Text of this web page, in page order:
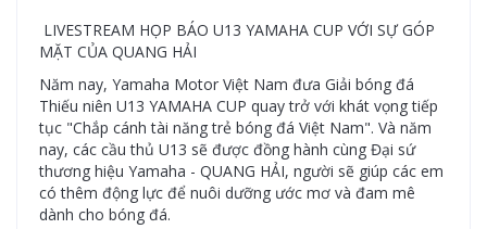
LIVESTREAM HỌP BÁO U13 YAMAHA CUP VỚI SỰ GÓP
MẶT CỦA QUANG HẢI
Năm nay, Yamaha Motor Việt Nam đưa Giải bóng đá
Thiếu niên U13 YAMAHA CUP quay trở với khát vọng tiếp
tục "Chắp cánh tài năng trẻ bóng đá Việt Nam". Và năm
nay, các cầu thủ U13 sẽ được đồng hành cùng Đại sứ
thương hiệu Yamaha - QUANG HẢI, người sẽ giúp các em
có thêm động lực để nuôi dưỡng ước mơ và đam mê
dành cho bóng đá.